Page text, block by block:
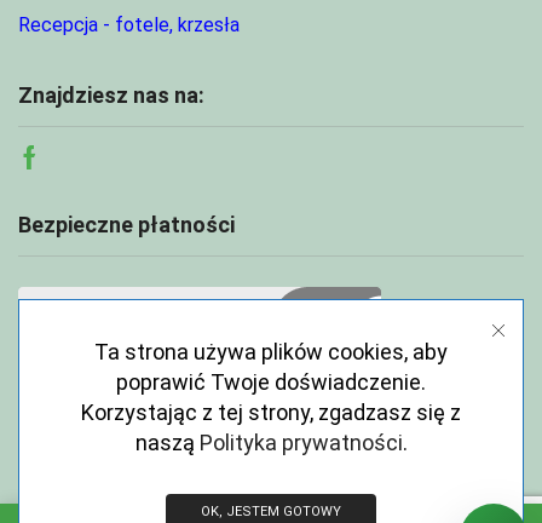
Recepcja - fotele, krzesła
Znajdziesz nas na:
Facebook
Bezpieczne płatności
Ta strona używa plików cookies, aby
poprawić Twoje doświadczenie.
Korzystając z tej strony, zgadzasz się z
naszą Polityka prywatności.
OK, JESTEM GOTOWY